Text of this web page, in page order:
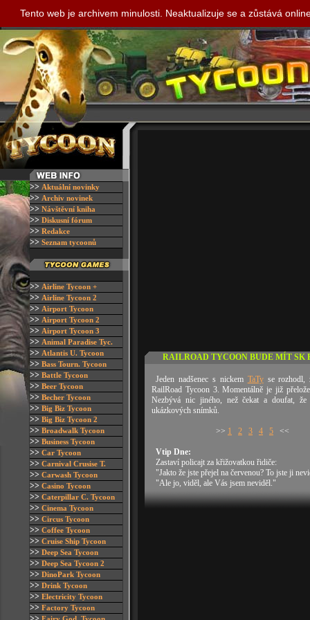
Tento web je archivem minulosti. Neaktualizuje se a zůstává
>> Aktuální novinky
>> Archiv novinek
>> Návštěvní kniha
>> Diskusní fórum
>> Redakce
>> Seznam tycoonů
>> Airline Tycoon +
>> Airline Tycoon 2
>> Airport Tycoon
>> Airport Tycoon 2
>> Airport Tycoon 3
>> Animal Paradise Tyc.
>> Atlantis U. Tycoon
>> Bass Tourn. Tycoon
>> Battle Tycoon
>> Beer Tycoon
>> Becher Tycoon
>> Big Biz Tycoon
>> Big Biz Tycoon 2
>> Broadwalk Tycoon
>> Business Tycoon
>> Car Tycoon
>> Carnival Crusise T.
>> Carwash Tycoon
>> Casino Tycoon
>> Caterpillar C. Tycoon
>> Cinema Tycoon
>> Circus Tycoon
>> Coffee Tycoon
>> Cruise Ship Tycoon
>> Deep Sea Tycoon
>> Deep Sea Tycoon 2
>> DinoPark Tycoon
>> Drink Tycoon
>> Electricity Tycoon
>> Factory Tycoon
RAILROAD TYCOON BUDE MÍT SK
Jeden nadšenec s nickem TaTyse rozhodl,
RailRoad Tycoon 3. Momentálně je již
Nezbývá nic jiného, než čekat a doufat,
ukázkových snímků.
>> 1 2 3 4 5 <<
Vtip Dne:
Zastaví policajt za křižovatkou řidiče:
"Jakto že jste přejel na červenou? To jste ji
"Ale jo, viděl, ale Vás jsem neviděl."